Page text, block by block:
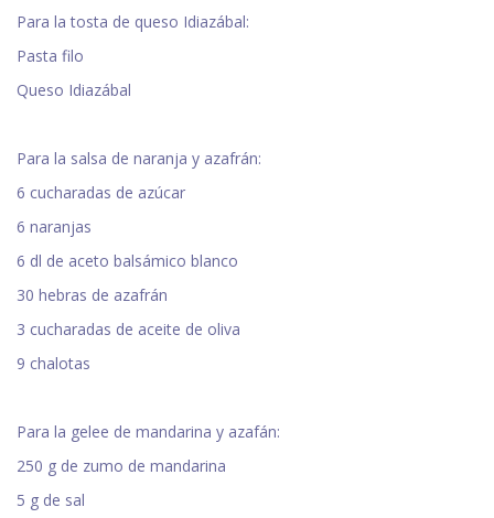
Para la tosta de queso Idiazábal:
Pasta filo
Queso Idiazábal
Para la salsa de naranja y azafrán:
6 cucharadas de azúcar
6 naranjas
6 dl de aceto balsámico blanco
30 hebras de azafrán
3 cucharadas de aceite de oliva
9 chalotas
Para la gelee de mandarina y azafán:
250 g de zumo de mandarina
5 g de sal